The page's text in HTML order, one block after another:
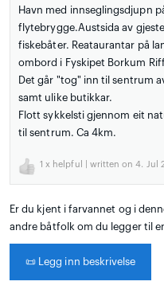
Havn med innseglingsdjupn
flytebrygge.Austsida av
fiskebåter. Reataurantar på
ombord i Fyskipet Borkum
Det går "tog" inn til sentrum
samt ulike butikkar.
Flott sykkelsti gjennom eit
til sentrum. Ca 4km.
1 x helpful | written on 4. Jul
Er du kjent i farvannet og i
andre båtfolk om du legger til
📜 Legg inn beskrivelse